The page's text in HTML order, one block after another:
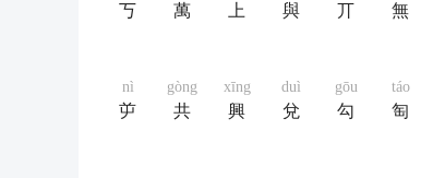
丂 萬 上 與 丌 無
nì
屰
gòng
共
xīng
興
duì
兌
gōu
勾
táo
匋